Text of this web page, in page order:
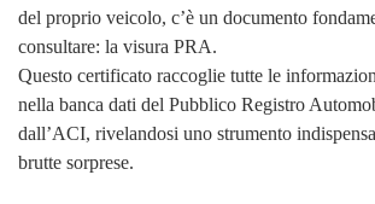
del proprio veicolo, c’è un documento
consultare: la visura PRA.
Questo certificato raccoglie tutte le
nella banca dati del Pubblico Registro
dall’ACI, rivelandosi uno strumento
brutte sorprese.